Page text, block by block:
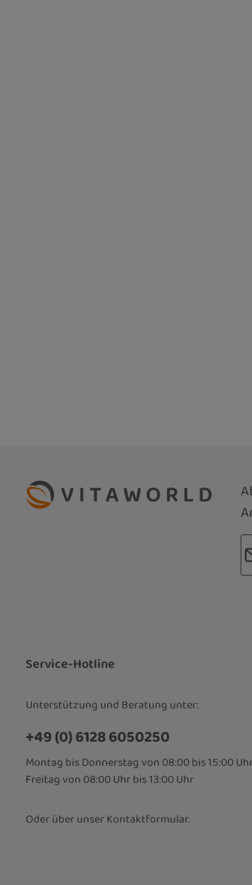
Service-Hotline
Unterstützung und Beratung unter:
+49 (0) 6128 6050250
Montag bis Donnerstag von 08:00 bis 15:00
Freitag von 08:00 Uhr bis 13:00 Uhr
Oder über unserKontaktformular.